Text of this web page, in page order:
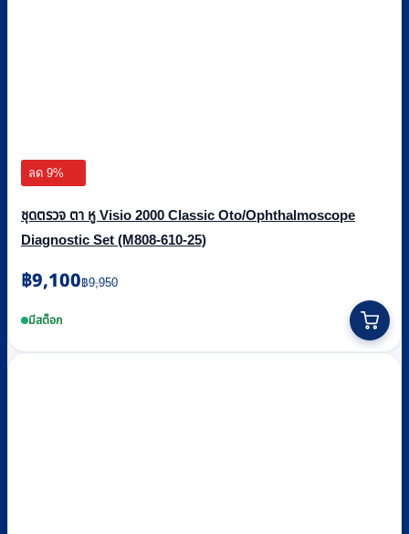
ลด 9%
ชุดตรวจ ตา หู Visio 2000 Classic Oto/Ophthalmoscope
Diagnostic Set (M808-610-25)
฿9,950
Original
price
was:
฿9,100
Current
price
is:มีสต็อก